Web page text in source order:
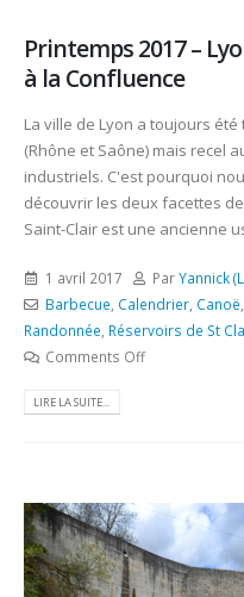
Printemps 2017 –
à la Confluence
La ville de Lyon a toujours
(Rhône et Saône) mais recel
industriels. C'est pourquoi
découvrir les deux facettes
Saint-Clair est une ancienne
1 avril 2017 ParYannick
Barbecue Calendrier, Canoë
Randonnée Réservoirs de St
Comments Off
LIRE LA SUITE...